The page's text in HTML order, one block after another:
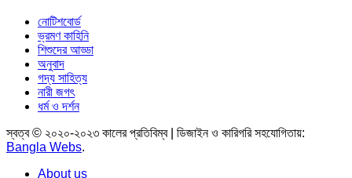
নোটিশবোর্ড
ভ্রমণ কাহিনি
শিশুদের আড্ডা
অনুবাদ
গদ্য সাহিত্য
নারী জগৎ
ধর্ম ও দর্শন
স্বত্ব © ২০২০-২০২৩ কালের প্রতিবিম্ব | ডিজাইন ও কারিগরি সহযোগিতায়:
Bangla Webs.
About us